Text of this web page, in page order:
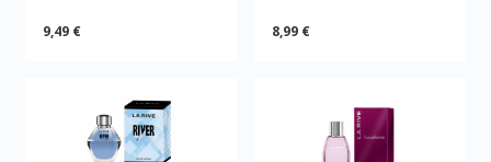
9,49 € 8,99 €